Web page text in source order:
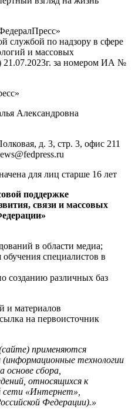
службой по надзору в сфере
и массовых
21.07.2023г. за номером ИА №
Александровна
д. 3, стр. 3, офис 211
для лиц старше 16 лет
поддержке
связи и массовых
в области медиа;
специалистов в
созданию различных баз
и материалов
на первоисточник
применяются
(информационные технологии
основе сбора,
относящихся к
сети «Интернет»,
Федерации).»